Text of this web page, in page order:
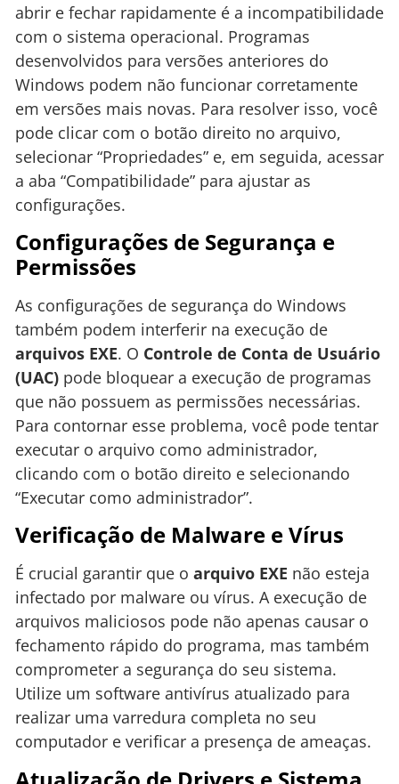
abrir e fechar rapidamente é a incompatibilidade
com o sistema operacional. Programas
desenvolvidos para versões anteriores do
Windows podem não funcionar corretamente
em versões mais novas. Para resolver isso, você
pode clicar com o botão direito no arquivo,
selecionar “Propriedades” e, em seguida, acessar
a aba “Compatibilidade” para ajustar as
configurações.
Configurações de Segurança e
Permissões
As configurações de segurança do Windows
também podem interferir na execução de
arquivos EXE. O Controle de Conta de Usuário
(UAC) pode bloquear a execução de programas
que não possuem as permissões necessárias.
Para contornar esse problema, você pode tentar
executar o arquivo como administrador,
clicando com o botão direito e selecionando
“Executar como administrador”.
Verificação de Malware e Vírus
É crucial garantir que o arquivo EXE não esteja
infectado por malware ou vírus. A execução de
arquivos maliciosos pode não apenas causar o
fechamento rápido do programa, mas também
comprometer a segurança do seu sistema.
Utilize um software antivírus atualizado para
realizar uma varredura completa no seu
computador e verificar a presença de ameaças.